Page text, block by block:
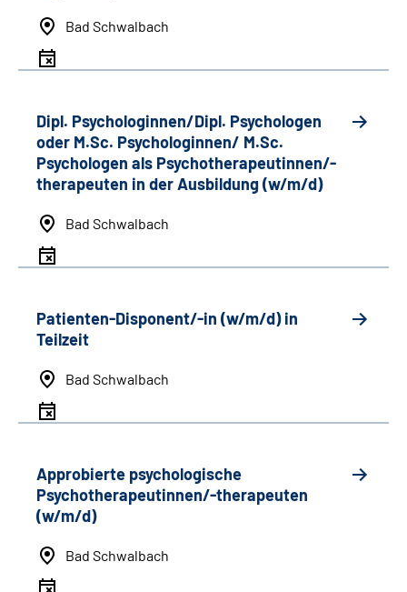
Bad Schwalbach
Dipl. Psychologinnen/Dipl. Psychologen
oder M.Sc. Psychologinnen/ M.Sc.
Psychologen als Psychotherapeutinnen/-
therapeuten in der Ausbildung (w/m/d)
Bad Schwalbach
Patienten-Disponent/-in (w/m/d) in
Teilzeit
Bad Schwalbach
Approbierte psychologische
Psychotherapeutinnen/-therapeuten
(w/m/d)
Bad Schwalbach